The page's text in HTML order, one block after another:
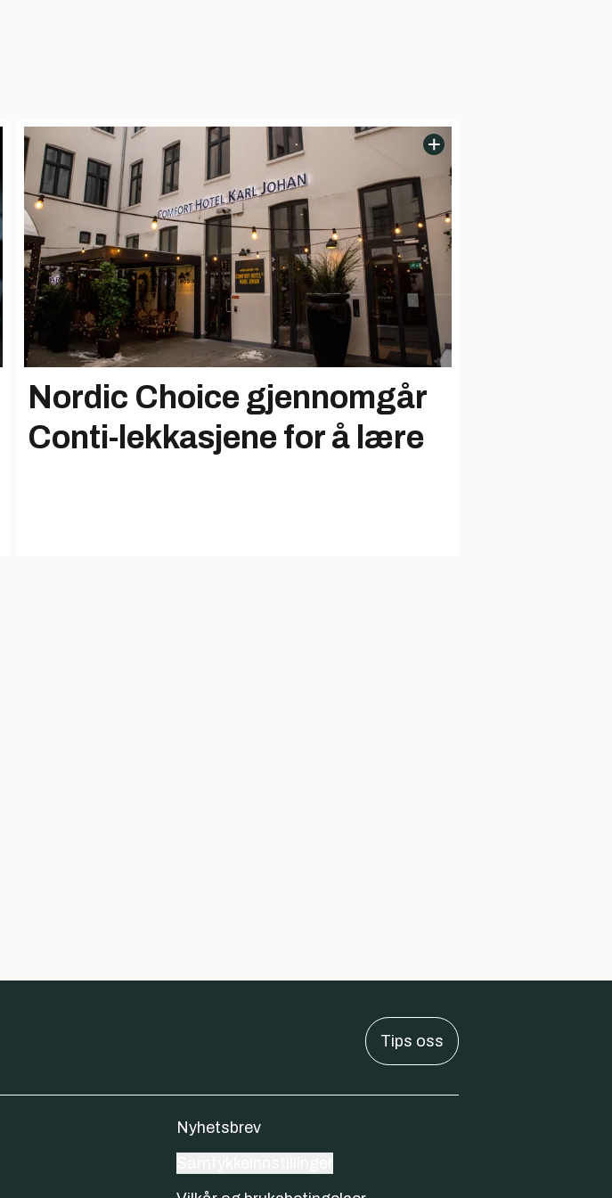
Nordic Choice gjennomgår
Conti-lekkasjene for å lære
Tips oss
Nyhetsbrev